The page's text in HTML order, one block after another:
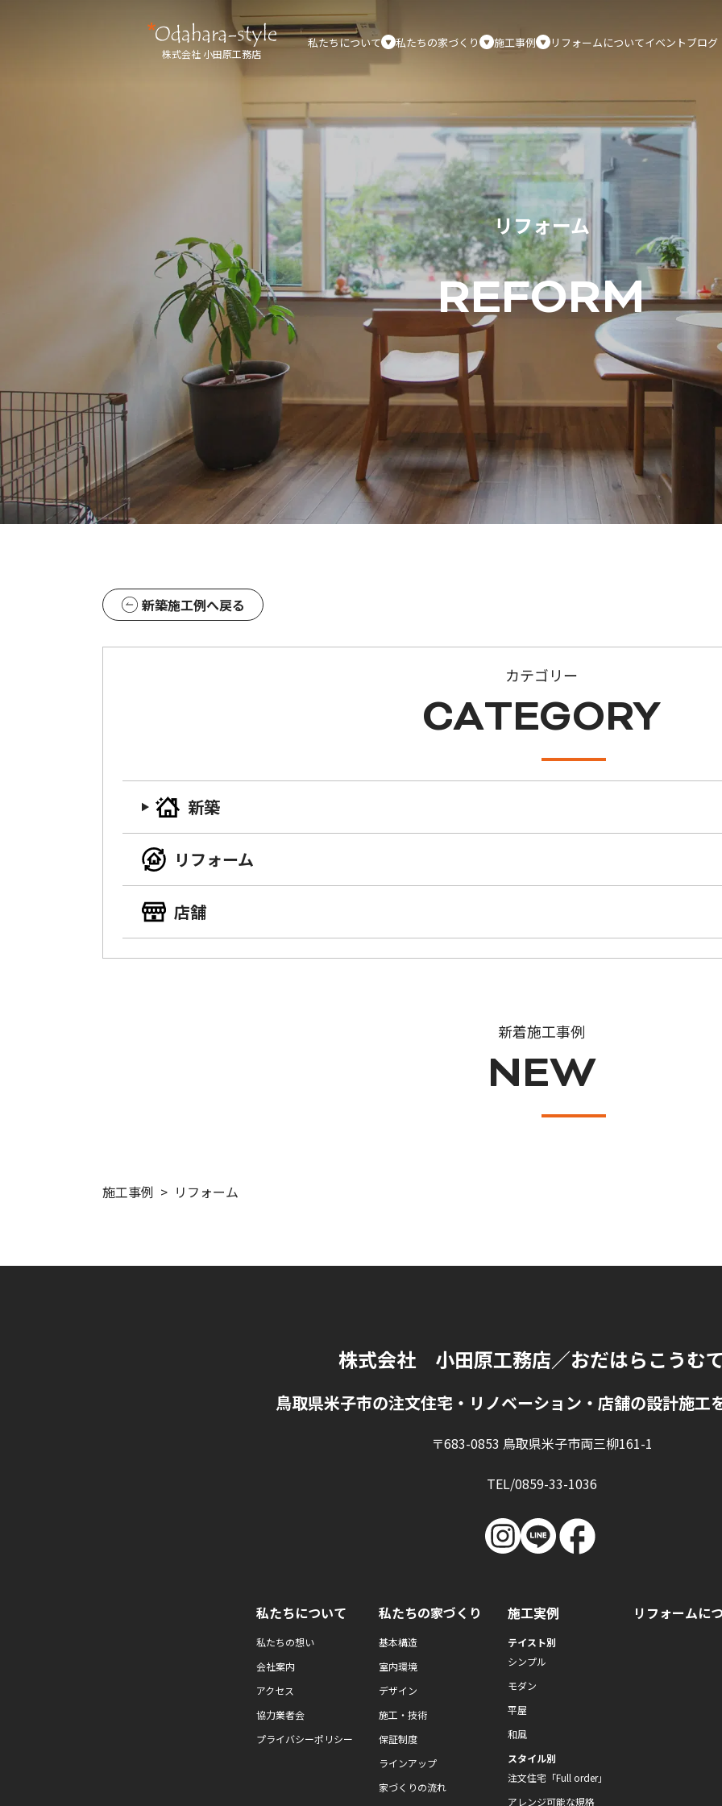
株式会社 小田原工務店
私たちについて 私たちの家づくり 施工事例 リフォームについてイベントブログ
リフォーム
REFORM
新築施工例へ戻る
カテゴリー
CATEGORY
新築
リフォーム
店舗
新着施工事例
NEW
施工事例 リフォーム
株式会社 小田原工務店／おだはらこうむ
鳥取県米子市の注文住宅・リノベーション・店舗の設計施工
〒683-0853 鳥取県米子市両三柳161-1
TEL/0859-33-1036
私たちについて
私たちの想い
会社案内
アクセス
協力業者会
プライバシーポリシー
私たちの家づくり
基本構造
室内環境
デザイン
施工・技術
保証制度
ラインアップ
家づくりの流れ
施工実例
テイスト別
シンプル
モダン
平屋
和風
スタイル別
注文住宅「Full order」
アレンジ可能な規格
リフォームに